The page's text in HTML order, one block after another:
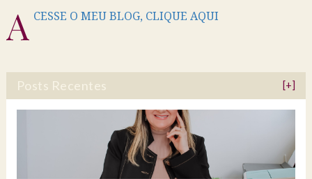
A CESSE O MEU BLOG, CLIQUE AQUI
Posts Recentes [+]